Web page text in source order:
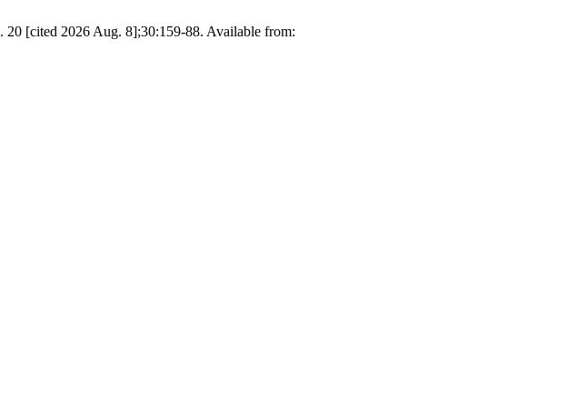
[cited 2026 Aug. 8];30:159-88. Available from: